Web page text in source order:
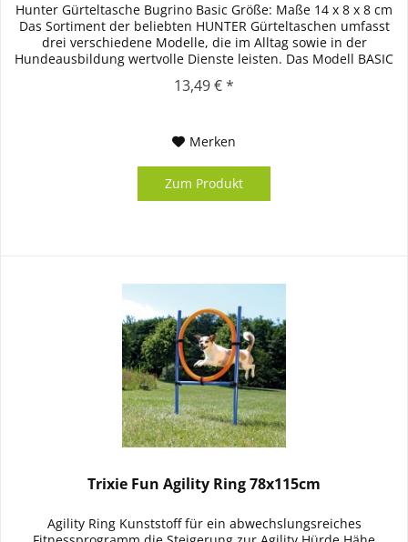
Hunter Gürteltasche Bugrino Basic Größe: Maße 14 x 8 x 8 cm
Das Sortiment der beliebten HUNTER Gürteltaschen umfasst
drei verschiedene Modelle, die im Alltag sowie in der
Hundeausbildung wertvolle Dienste leisten. Das Modell BASIC
13,49 € *
Merken
Zum Produkt
Trixie Fun Agility Ring 78x115cm
Agility Ring Kunststoff für ein abwechslungsreiches